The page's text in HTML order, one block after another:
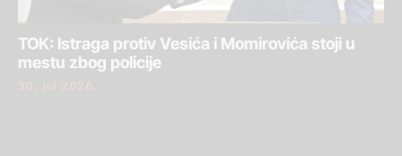
TOK: Istraga protiv Vesića i Momirovića stoji u
mestu zbog policije
30. jul 2026.